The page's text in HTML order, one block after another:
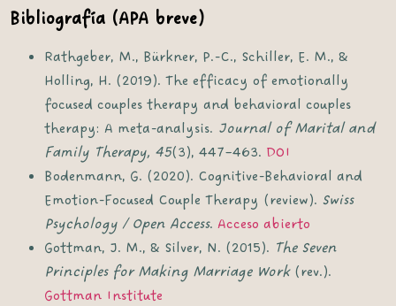
Bibliografía (APA breve)
Rathgeber, M., Bürkner, P.-C., Schiller, E. M., &
Holling, H. (2019). The efficacy of emotionally
focused couples therapy and behavioral couples
therapy: A meta-analysis. Journal of Marital and
Family Therapy, 45(3), 447–463. DOI
Bodenmann, G. (2020). Cognitive-Behavioral and
Emotion-Focused Couple Therapy (review). Swiss
Psychology / Open Access. Acceso abierto
Gottman, J. M., & Silver, N. (2015). The Seven
Principles for Making Marriage Work(rev.).
Gottman Institute